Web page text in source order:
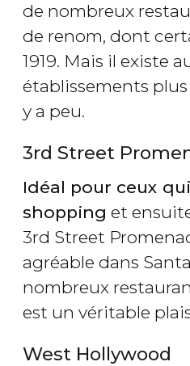
de nombreux
de renom, dont
1919. Mais il existe
établissements
y a peu.
3rd Street
Idéal pour ceux
shopping et
3rd Street
agréable dans
nombreux
est un véritable
West Hollywood